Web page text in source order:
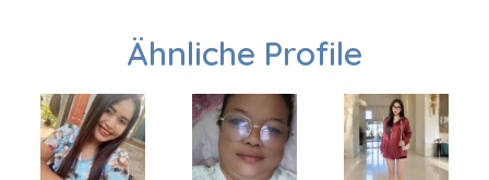
Ähnliche Profile